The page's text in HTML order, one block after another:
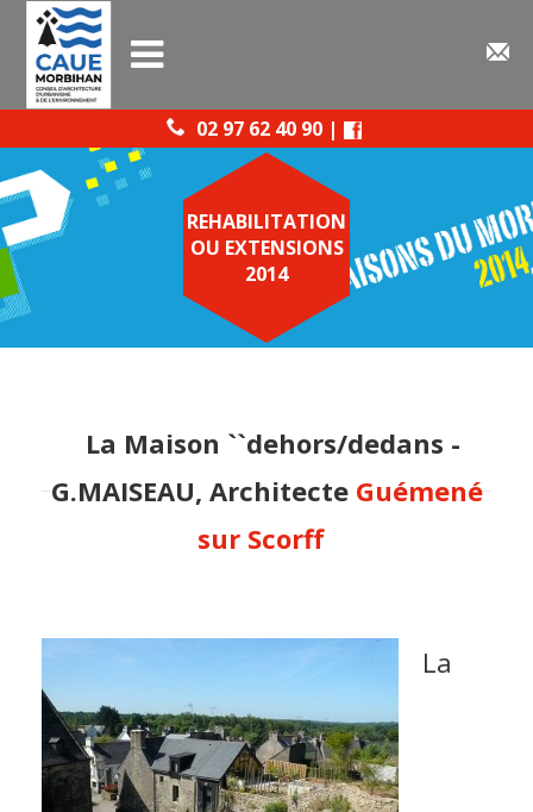
02 97 62 40 90 |
REHABILITATION
OU EXTENSIONS
2014
La Maison ``dehors/dedans -
G.MAISEAU, Architecte Guémené
sur Scorff
La